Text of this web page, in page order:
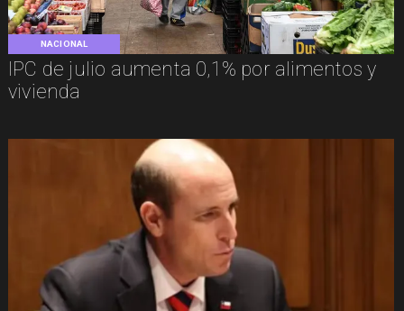
NACIONAL
IPC de julio aumenta 0,1% por alimentos y
vivienda